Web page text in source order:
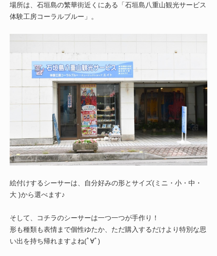
場所は、石垣島の繁華街近くにある「石垣島八重山観光サービス
体験工房コーラルブルー」。
絵付けするシーサーは、自分好みの形とサイズ(ミニ・小・中・
大 )から選べます♪
そして、コチラのシーサーは一つ一つが手作り！
形も種類も表情まで個性ゆたか、ただ購入するだけより特別な思
い出を持ち帰れますよね(ﾟ∀ﾟ)